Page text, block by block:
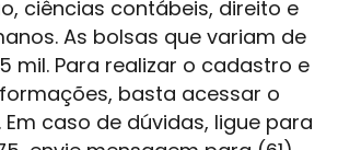
ciências contábeis, direito e
As bolsas que variam de
mil. Para realizar o cadastro e
basta acessar o
Em caso de dúvidas, ligue para